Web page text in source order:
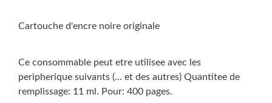
Cartouche d'encre noire originale
Ce consommable peut etre utilisee avec les
peripherique suivants (... et des autres) Quantitee de
remplissage: 11 ml. Pour: 400 pages.